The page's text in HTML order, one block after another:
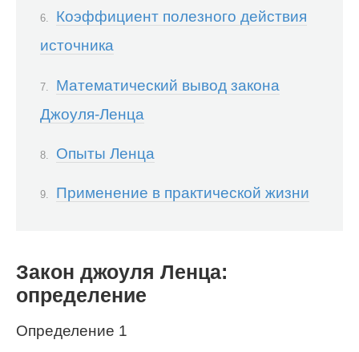
Коэффициент полезного действия
источника
Математический вывод закона
Джоуля-Ленца
Опыты Ленца
Применение в практической жизни
Закон джоуля Ленца:
определение
Определение 1